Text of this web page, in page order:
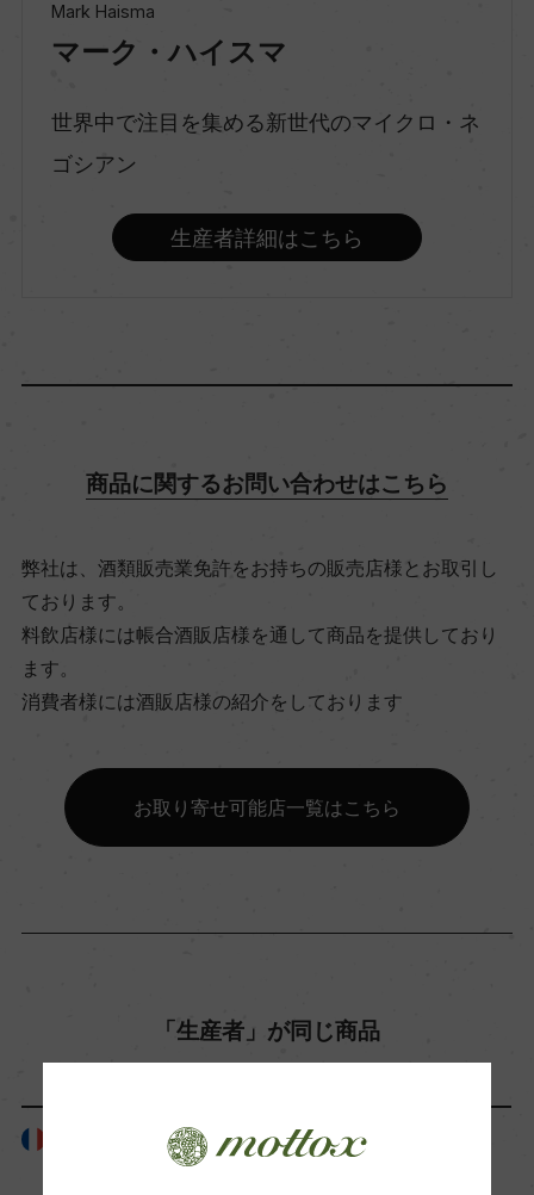
地区名
コート・ド・ボーヌ
品種（原材料）
アルコール度数
コンクール入賞歴
ー
Mark Haisma
マーク・ハイスマ
世界中で注目を集める新世代のマイクロ・ネ
ゴシアン
生産者詳細はこちら
商品に関するお問い合わせはこちら
弊社は、酒類販売業免許をお持ちの販売店様とお取引し
ております。
料飲店様には帳合酒販店様を通して商品を提供しており
ます。
消費者様には酒販店様の紹介をしております
お取り寄せ可能店一覧はこちら
「生産者」が同じ商品
フランス